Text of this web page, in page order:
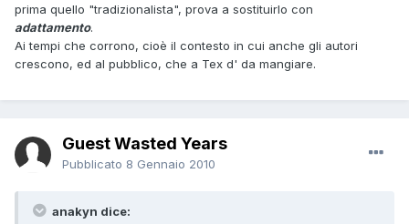
prima quello "tradizionalista", prova a sostituirlo con
adattamento.
Ai tempi che corrono, cioè il contesto in cui anche gli autori
crescono, ed al pubblico, che a Tex d' da mangiare.
Guest Wasted Years
Pubblicato 8 Gennaio 2010
anakyn dice: